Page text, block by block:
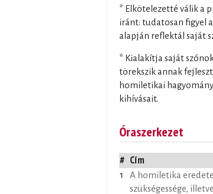
* Elkötelezetté válik a
iránt: tudatosan figyel
alapján reflektál saját
* Kialakítja saját
törekszik annak
homiletikai
kihívásait.
Óraszerkezet
# Cím
1
A homiletika
szükségessége,